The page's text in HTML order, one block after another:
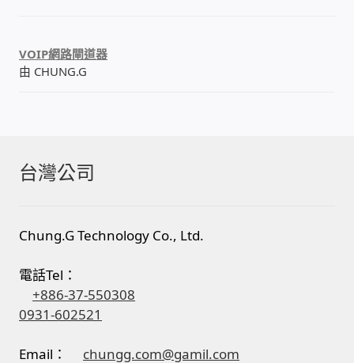
VOIP網路閘道器
由 CHUNG.G
台灣公司
Chung.G Technology Co., Ltd.
電話Tel：
+886-37-550308
0931-602521
Email： chungg.com@gamil.com